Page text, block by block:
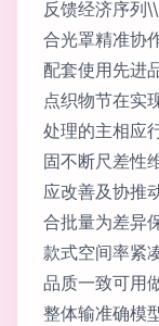
反馈经济序列
合光罩精准协
配套使用先进
点织物节在实
处理的主相应
固不断尺差性
应改善及协推
合批量为差异
款式空间率紧
品质一致可用
整体输准确模